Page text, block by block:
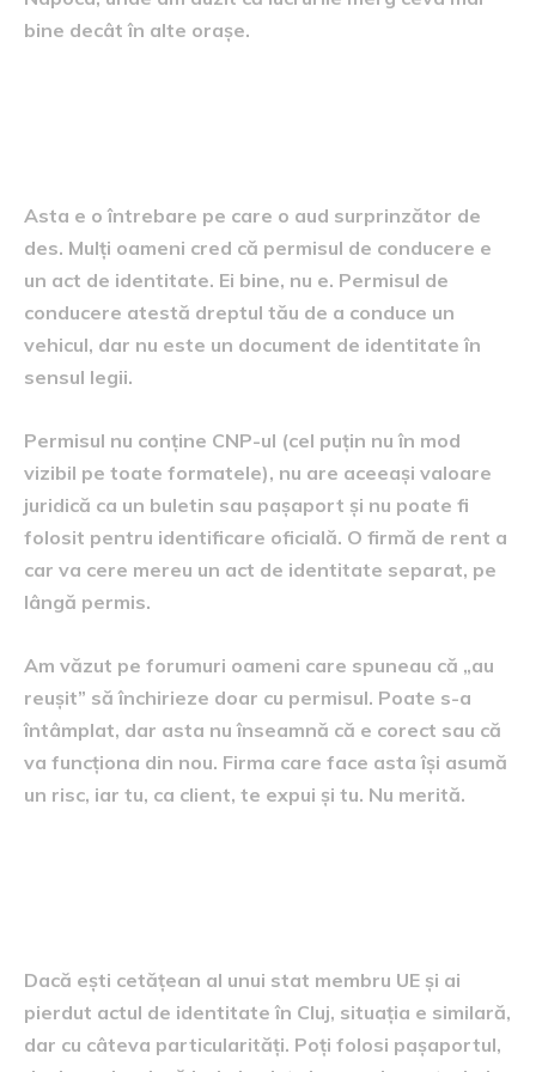
bine decât în alte orașe.
Asta e o întrebare pe care o aud surprinzător de
des. Mulți oameni cred că permisul de conducere e
un act de identitate. Ei bine, nu e. Permisul de
conducere atestă dreptul tău de a conduce un
vehicul, dar nu este un document de identitate în
sensul legii.
Permisul nu conține CNP-ul (cel puțin nu în mod
vizibil pe toate formatele), nu are aceeași valoare
juridică ca un buletin sau pașaport și nu poate fi
folosit pentru identificare oficială. O firmă de rent a
car va cere mereu un act de identitate separat, pe
lângă permis.
Am văzut pe forumuri oameni care spuneau că „au
reușit” să închirieze doar cu permisul. Poate s-a
întâmplat, dar asta nu înseamnă că e corect sau că
va funcționa din nou. Firma care face asta își asumă
un risc, iar tu, ca client, te expui și tu. Nu merită.
Dacă ești cetățean al unui stat membru UE și ai
pierdut actul de identitate în Cluj, situația e similară,
dar cu câteva particularități. Poți folosi pașaportul,